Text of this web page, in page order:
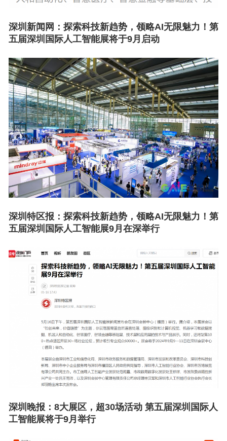
深圳新闻网： 探索科技新趋势，领略AI无限魅力！第
五届深圳国际人工智能展将于9月启动
深圳特区报： 探索科技新趋势，领略AI无限魅力！第
五届深圳国际人工智能展9月在深举行
深圳晚报： 8大展区，超30场活动 第五届深圳国际人
工智能展将于9月举行